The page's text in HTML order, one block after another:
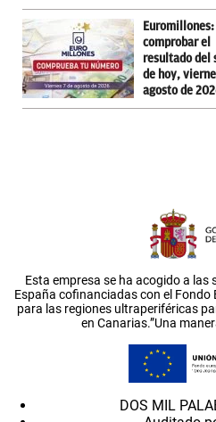
Euromillones:
comprobar el
resultado del
de hoy,
agosto de
Esta empresa se ha acogido a las
España cofinanciadas con el Fondo
para las regiones ultraperiféricas
en Canarias.”Una
DOS MIL